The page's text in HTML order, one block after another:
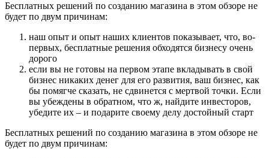
Бесплатных решений по созданию магазина в этом обзоре не
будет по двум причинам:
наш опыт и опыт наших клиентов показывает, что, во-
первых, бесплатные решения обходятся бизнесу очень
дорого
если вы не готовы на первом этапе вкладывать в свой
бизнес никаких денег для его развития, ваш бизнес, как
бы помягче сказать, не сдвинется с мертвой точки. Если
вы убеждены в обратном, что ж, найдите инвесторов,
убедите их – и подарите своему делу достойный старт
Бесплатных решений по созданию магазина в этом обзоре не
будет по двум причинам: